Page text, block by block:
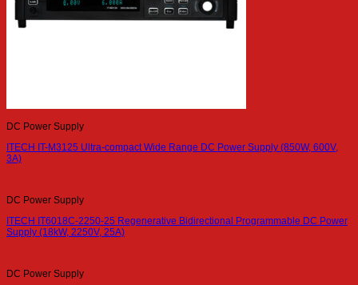
DC Power Supply
ITECH IT-M3125 Ultra-compact Wide Range DC Power Supply (850W, 600V,
3A)
DC Power Supply
ITECH IT6018C-2250-25 Regenerative Bidirectional Programmable DC Power
Supply (18kW, 2250V, 25A)
DC Power Supply